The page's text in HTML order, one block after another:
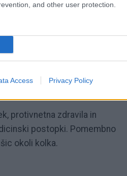
and other user protection.
Access Privacy Policy
je priporočljiv zdravniški
nenadna močna bolečina.
protivnetna zdravila in
postopki. Pomembno
okoli kolka.